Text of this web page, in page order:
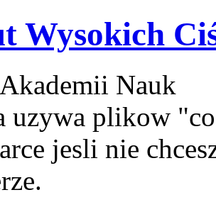
Wysokich
Nauk
uzywa plikow
jesli nie